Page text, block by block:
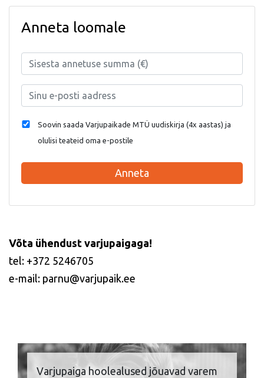
Anneta loomale
Soovin saada Varjupaikade MTÜ uudiskirja (4x aastas) ja
olulisi teateid oma e-postile
Anneta
Võta ühendust varjupaigaga!
tel: +372 5246705
e-mail: parnu@varjupaik.ee
Varjupaiga hoolealused jõuavad varem